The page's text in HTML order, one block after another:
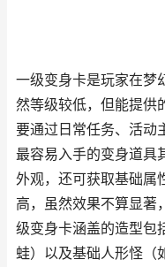
一级变身卡是玩家在梦
然等级较低，但能提供
要通过日常任务、活动
最容易入手的变身道具
外观，还可获取基础属
高，虽然效果不算显著
级变身卡涵盖的造型包
蛙）以及基础人形怪（